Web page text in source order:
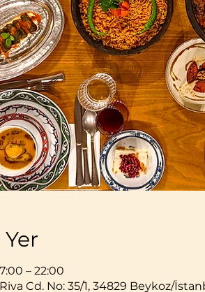
– 22:00
Cd. No: 35/1, 34829 Beykoz/